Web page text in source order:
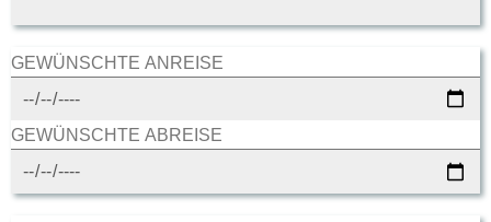
GEWÜNSCHTE ANREISE
GEWÜNSCHTE ABREISE